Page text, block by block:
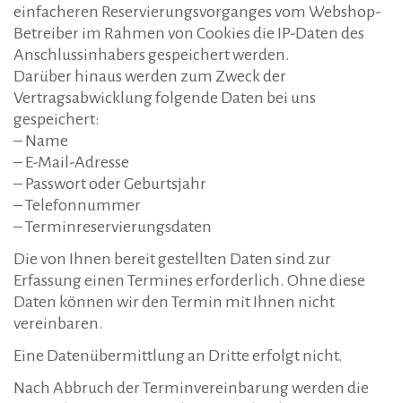
einfacheren Reservierungsvorganges vom Webshop-
Betreiber im Rahmen von Cookies die IP-Daten des
Anschlussinhabers gespeichert werden.
Darüber hinaus werden zum Zweck der
Vertragsabwicklung folgende Daten bei uns
gespeichert:
– Name
– E-Mail-Adresse
– Passwort oder Geburtsjahr
– Telefonnummer
– Terminreservierungsdaten
Die von Ihnen bereit gestellten Daten sind zur
Erfassung einen Termines erforderlich. Ohne diese
Daten können wir den Termin mit Ihnen nicht
vereinbaren.
Eine Datenübermittlung an Dritte erfolgt nicht.
Nach Abbruch der Terminvereinbarung werden die